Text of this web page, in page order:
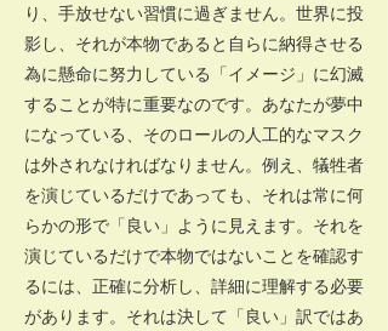
り、手放せない習慣に過ぎません。世界に投
影し、それが本物であると自らに納得させる
為に懸命に努力している「イメージ」に幻滅
することが特に重要なのです。あなたが夢中
になっている、そのロールの人工的なマスク
は外されなければなりません。例え、犠牲者
を演じているだけであっても、それは常に何
らかの形で「良い」ように見えます。それを
演じているだけで本物ではないことを確認す
るには、正確に分析し、詳細に理解する必要
があります。それは決して「良い」訳ではあ